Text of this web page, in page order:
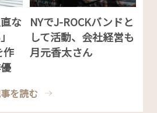
な
作
NYでJ-ROCKバンドと
して活動、会社経営も
月元香太さん
を読む